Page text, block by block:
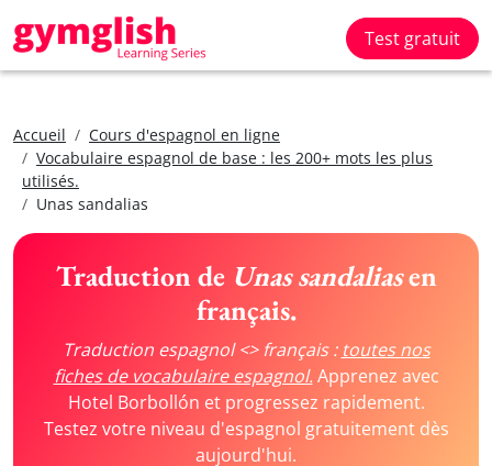
Test gratuit
Accueil
Cours d'espagnol en ligne
Vocabulaire espagnol de base : les 200+ mots les plus
utilisés.
Unas sandalias
Traduction de Unas sandaliasen
français.
Traduction espagnol <> français : toutes nos
fiches de vocabulaire espagnol.Apprenez avec
Hotel Borbollón et progressez rapidement.
Testez votre niveau d'espagnol gratuitement dès
aujourd'hui.